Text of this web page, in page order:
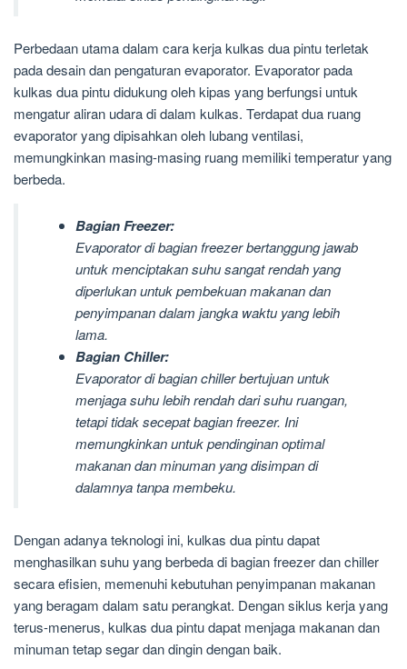
Perbedaan utama dalam cara kerja kulkas dua pintu terletak
pada desain dan pengaturan evaporator. Evaporator pada
kulkas dua pintu didukung oleh kipas yang berfungsi untuk
mengatur aliran udara di dalam kulkas. Terdapat dua ruang
evaporator yang dipisahkan oleh lubang ventilasi,
memungkinkan masing-masing ruang memiliki temperatur yang
berbeda.
Bagian Freezer:
Evaporator di bagian freezer bertanggung jawab
untuk menciptakan suhu sangat rendah yang
diperlukan untuk pembekuan makanan dan
penyimpanan dalam jangka waktu yang lebih
lama.
Bagian Chiller:
Evaporator di bagian chiller bertujuan untuk
menjaga suhu lebih rendah dari suhu ruangan,
tetapi tidak secepat bagian freezer. Ini
memungkinkan untuk pendinginan optimal
makanan dan minuman yang disimpan di
dalamnya tanpa membeku.
Dengan adanya teknologi ini, kulkas dua pintu dapat
menghasilkan suhu yang berbeda di bagian freezer dan chiller
secara efisien, memenuhi kebutuhan penyimpanan makanan
yang beragam dalam satu perangkat. Dengan siklus kerja yang
terus-menerus, kulkas dua pintu dapat menjaga makanan dan
minuman tetap segar dan dingin dengan baik.